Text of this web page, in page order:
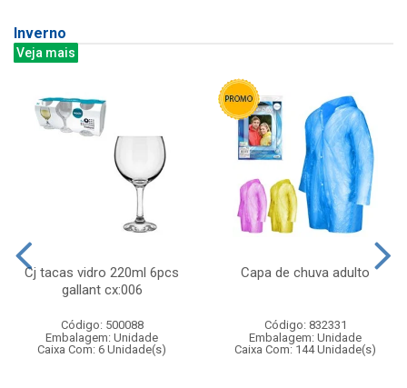
Inverno
Veja mais
Cj tacas vidro 220ml 6pcs
gallant cx:006
Código: 500088
Embalagem: Unidade
Caixa Com: 6 Unidade(s)
Capa de chuva adulto
Código: 832331
Embalagem: Unidade
Caixa Com: 144 Unidade(s)